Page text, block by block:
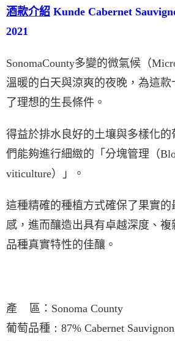
酒款介紹 Kunde Cabernet
2021
SonomaCounty多變的微氣候（
溫暖的白天與涼爽的夜晚，為這
了理想的生長條件。
得益於排水良好的土壤與多樣化
們能夠進行細緻的「分塊管理（
viticulture）」。
這種精確的種植方式確保了果實
感，進而釀造出具有卓越深度、
品種真實特性的佳釀。
產 區： Sonoma County
葡萄品種 ：87% Cabernet